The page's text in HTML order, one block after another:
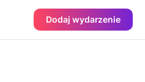
Dodaj wydarzenie